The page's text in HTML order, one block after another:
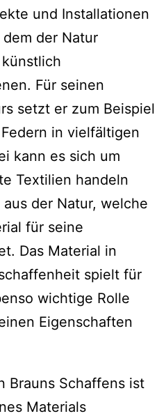
und Installationen
der Natur
Für seinen
setzt er zum Beispiel
in vielfältigen
kann es sich um
Textilien handeln
der Natur, welche
für seine
Das Material in
spielt für
wichtige Rolle
Eigenschaften
Brauns Schaffens ist
Materials